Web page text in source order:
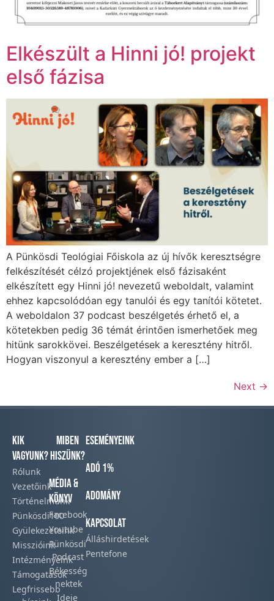
Elkészült a Hinni jó! projekt
első fázisa
A Pünkösdi Teológiai Főiskola az új hívők keresztségre
felkészítését célzó projektjének első fázisaként
elkészített egy Hinni jó! nevezetű weboldalt, valamint
ehhez kapcsolódóan egy tanulói és egy tanítói kötetet.
A weboldalon 37 podcast beszélgetés érhető el, a
kötetekben pedig 36 témát érintően ismerhetőek meg
hitünk sarokkövei. Beszélgetések a keresztény hitről.
Hogyan viszonyul a keresztény ember a […]
Next →
Kik
vagyunk?
Rólunk
Vezetőink
Történelmünk​
Pünkösdi100
Gyülekezeteink​
Misszióink​
Intézményeink
Támogatások
Legfrissebb
Miben
hiszünk?
Média &
Könyv
Facebook​
Youtube
Pünkösdi
Podcast​
Békesség
nektek
Ideje
Eseményeink
Adó 1%
Adomány
Kapcsolat
Álláshirdetések
Pentefone